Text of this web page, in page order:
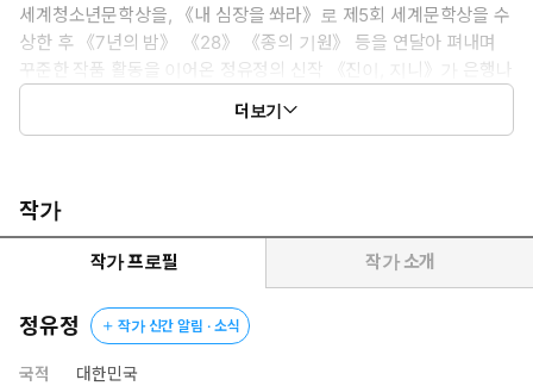
세계청소년문학상을, 《내 심장을 쏴라》로 제5회 세계문학상을 수
상한 후 《7년의 밤》 《28》 《종의 기원》 등을 연달아 펴내며
꾸준한 작품 활동을 이어온 정유정의 신작 《진이, 지니》가 은행나
무출판사에서 출간됐다. 많은 작품이 영미권을 비롯해 프랑스, 독
일, 일본 등 해외 20여 개국에서 번역·출판되어 전 세계 독자들의 사
《28》 《종의 기원》이 인간 내면의 ‘어두운 숲’을 탐색하는 고도
의 긴장감과 극한의 드라마를 그린 스릴러였다면, 이번 작품은 완전
히 새롭고, 경쾌하고, 자유롭다.
갑작스러운 교통사고 직후 보노보 ‘지니’와 하나가 되어버린 사
육사 진이는 찰나의 인연으로 다시 만나게 된 청년 백수 민주와
거래를 하고, 상황을 다시 원점으로 돌려놓기 위해 고군분투한
더보기
작가
작가 프로필 작가 소개
정유정 작가 신간 알림 · 소식
국적
대한민국